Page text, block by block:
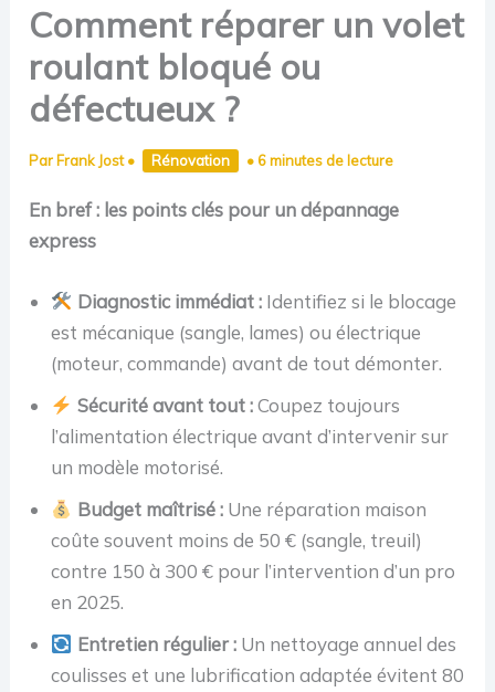
Comment réparer un volet
roulant bloqué ou
défectueux ?
Par Frank Jost• Rénovation • 6 minutes de lecture
En bref : les points clés pour un dépannage
express
Diagnostic immédiat :Identifiez si le blocage
est mécanique (sangle, lames) ou électrique
(moteur, commande) avant de tout démonter.
Sécurité avant tout :Coupez toujours
l’alimentation électrique avant d’intervenir sur
un modèle motorisé.
Budget maîtrisé :Une réparation maison
coûte souvent moins de 50 € (sangle, treuil)
contre 150 à 300 € pour l’intervention d’un pro
en 2025.
Entretien régulier :Un nettoyage annuel des
coulisses et une lubrification adaptée évitent 80